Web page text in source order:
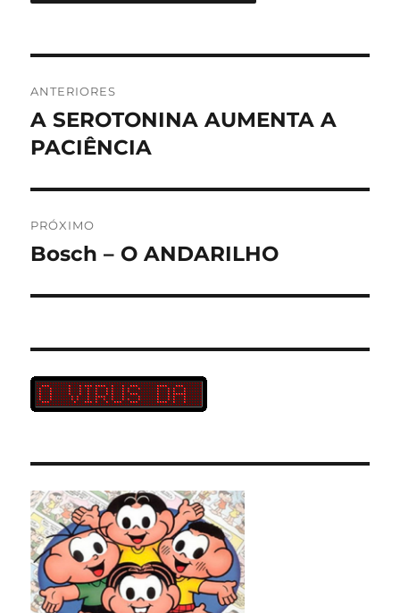
de
Post
ANTERIORES
Post
anterior:
A SEROTONINA AUMENTA A
PACIÊNCIA
PRÓXIMO
Próximo
Bosch – O ANDARILHO